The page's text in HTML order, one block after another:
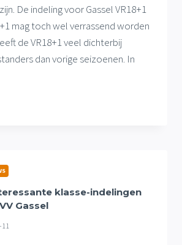
De indeling voor Gassel VR18+1
mag toch wel verrassend worden
de VR18+1 veel dichterbij
dan vorige seizoenen. In
klasse-indelingen
Gassel